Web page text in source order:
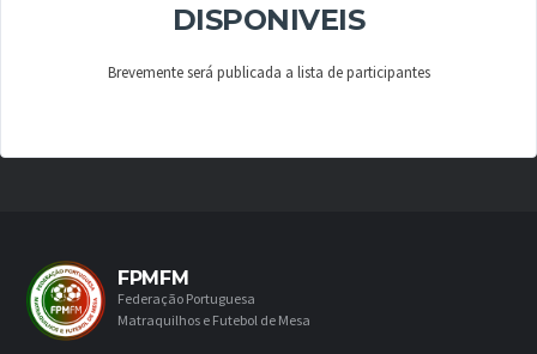
DISPONIVEIS
Brevemente será publicada a lista de participantes
FPMFM
Federação Portuguesa
Matraquilhos e Futebol de Mesa